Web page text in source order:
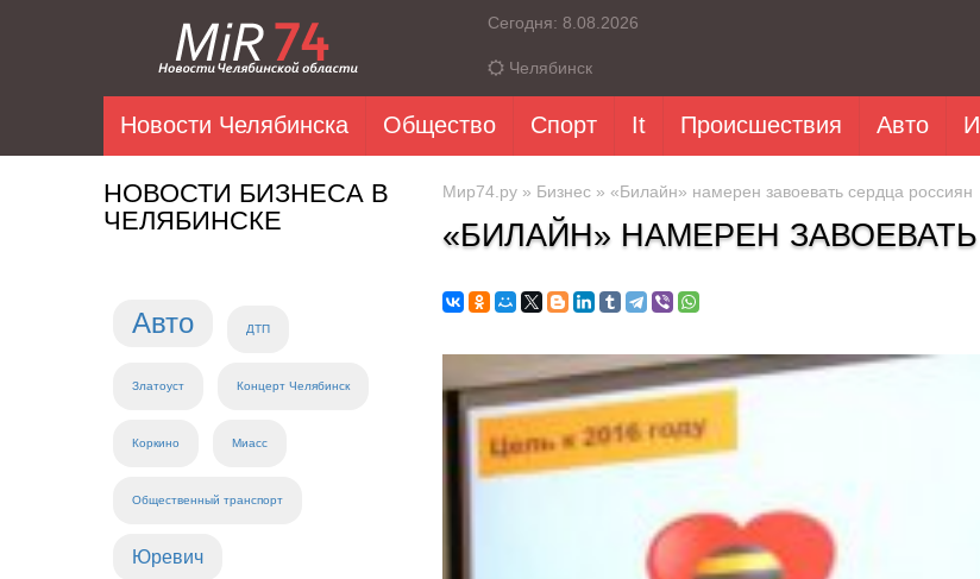
Сегодня: 8.08.2026
Челябинск
Новости Челябинска Общество Спорт It Происшествия Авто
НОВОСТИ БИЗНЕСА В
ЧЕЛЯБИНСКЕ
Авто ДТП
Златоуст Концерт Челябинск
Коркино Миасс
Общественный транспорт
Юревич
Мир74.ру » Бизнес » «Билайн» намерен завоевать сердца россиян
«БИЛАЙН» НАМЕРЕН